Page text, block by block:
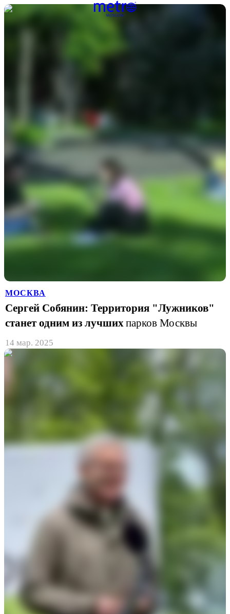
МОСКВА
Сергей Собянин: Территория "Лужников"
станет одним из лучших парков Москвы
14 мар. 2025